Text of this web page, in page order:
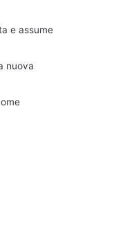
e assume
nuova